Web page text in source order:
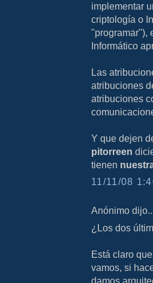
implementar
criptología o
"programar"),
Informático
Las
atribuciones
atribuciones
Y que dejen
pitorreen
tienen
11/11/08
Anónimo
¿Los dos
Está claro
vamos, si